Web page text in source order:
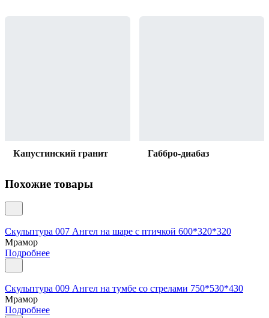
Капустинский гранит Габбро-диабаз
Похожие товары
Скульптура 007 Ангел на шаре с птичкой 600*320*320
Мрамор
Подробнее
Скульптура 009 Ангел на тумбе со стрелами 750*530*430
Мрамор
Подробнее